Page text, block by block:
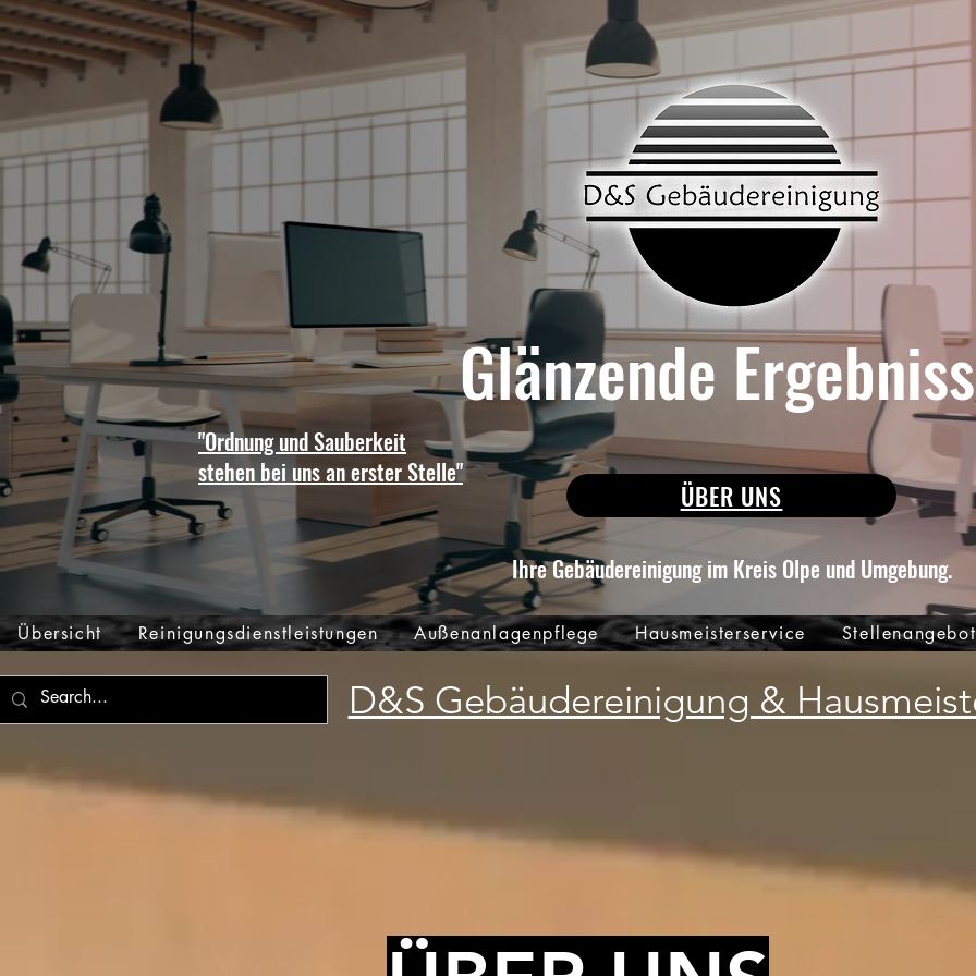
Glänzende
"Ordnung und Sauberkeit
stehen bei uns an erster Stelle"
ÜBER UNS
Ihre Gebäudereinigung im Kreis Olpe und Umgebung.
Übersicht Reinigungsdienstleistungen Außenanlagenpflege Hausmeisterservice Stellenangebot
D&S Gebäudereinigung &